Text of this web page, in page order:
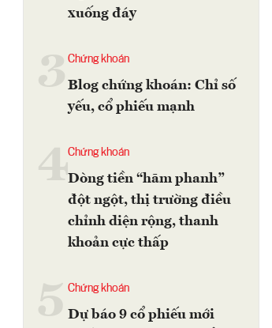
xuống đáy
Chứng khoán
Blog chứng khoán: Chỉ số
yếu, cổ phiếu mạnh
4Chứng khoán
Dòng tiền “hãm phanh”
đột ngột, thị trường điều
chỉnh diện rộng, thanh
khoản cực thấp
Chứng khoán
Dự báo 9 cổ phiếu mới